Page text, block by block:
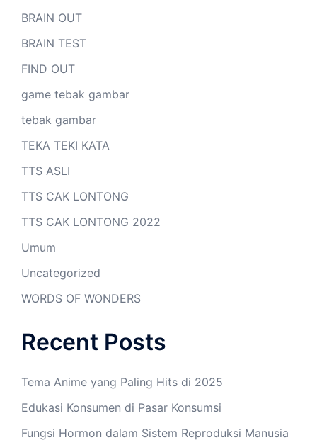
BRAIN OUT
BRAIN TEST
FIND OUT
game tebak gambar
tebak gambar
TEKA TEKI KATA
TTS ASLI
TTS CAK LONTONG
TTS CAK LONTONG 2022
Umum
Uncategorized
WORDS OF WONDERS
Recent Posts
Tema Anime yang Paling Hits di 2025
Edukasi Konsumen di Pasar Konsumsi
Fungsi Hormon dalam Sistem Reproduksi Manusia